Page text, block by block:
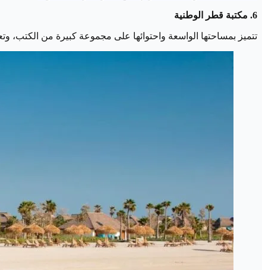
6. مكتبة قطر الوطنية
تتميز بمساحتها الواسعة واحتوائها على مجموعة كبيرة من الكتب،